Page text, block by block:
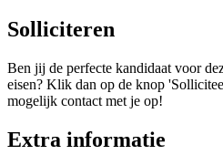
Solliciteren
Ben jij de perfecte kandidaat voor
eisen? Klik dan op de knop
mogelijk contact met je op!
Extra informatie